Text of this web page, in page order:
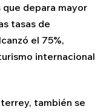
depara mayor
tasas de
el 75%,
internacional
también se